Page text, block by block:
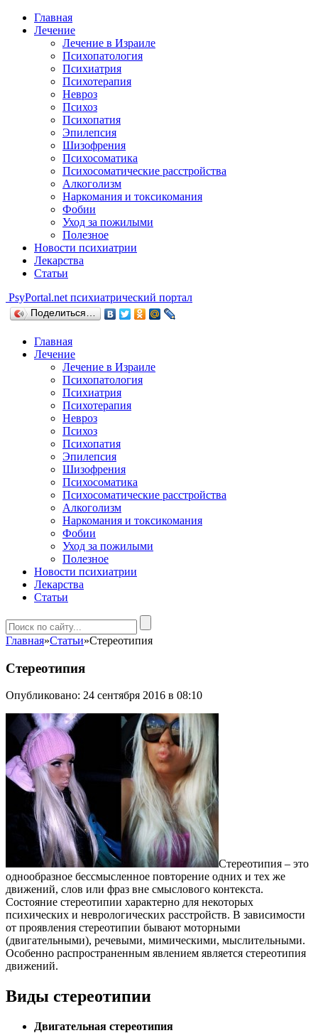
Главная
Лечение
Лечение в Израиле
Психопатология
Психиатрия
Психотерапия
Невроз
Психоз
Психопатия
Эпилепсия
Шизофрения
Психосоматика
Психосоматические расстройства
Алкоголизм
Наркомания и токсикомания
Фобии
Уход за пожилыми
Полезное
Новости психиатрии
Лекарства
Статьи
PsyPortal.net психиатрический портал
Поделиться…
Главная
Лечение
Лечение в Израиле
Психопатология
Психиатрия
Психотерапия
Невроз
Психоз
Психопатия
Эпилепсия
Шизофрения
Психосоматика
Психосоматические расстройства
Алкоголизм
Наркомания и токсикомания
Фобии
Уход за пожилыми
Полезное
Новости психиатрии
Лекарства
Статьи
Главная»Статьи»Стереотипия
Стереотипия
Опубликовано: 24 сентября 2016 в 08:10
Стереотипия – это
однообразное бессмысленное повторение одних и тех же
движений, слов или фраз вне смыслового контекста.
Состояние стереотипии характерно для некоторых
психических и неврологических расстройств. В зависимости
от проявления стереотипии бывают моторными
(двигательными), речевыми, мимическими, мыслительными.
Особенно распространенным явлением является стереотипия
движений.
Виды стереотипии
Двигательная стереотипия